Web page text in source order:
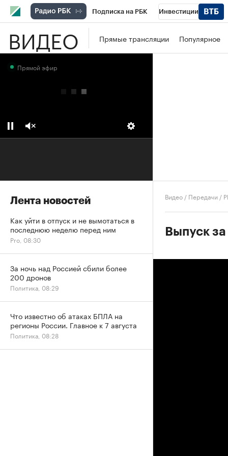
Подписка на РБК Инвестиции
ВИДЕО Прямые трансляции Популярное
Видео / Передачи /
Выпуск
Прямой эфир
Лента новостей
Как уйти в отпуск и не вымотаться в
последнюю неделю перед ним
Pro, 08:30
За ночь над Россией сбили более
200 дронов
Политика, 08:29
Что известно об атаках БПЛА на
регионы России. Главное к 7 августа
Политика, 08:28